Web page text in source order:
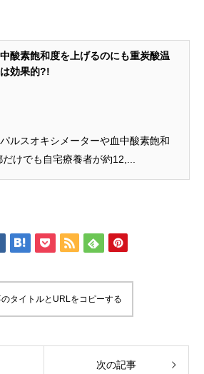
酸素飽和度を上げるのにも重炭酸温
効果的?!
ルスオキシメーターや血中酸素飽和
けでも自宅療養者が約12,...
タイトルとURLをコピーする
次の記事